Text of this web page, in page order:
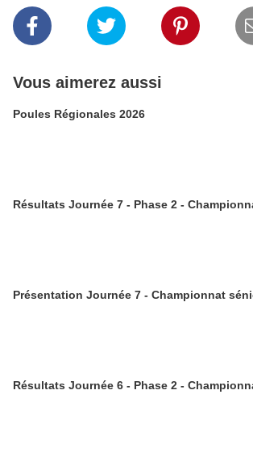
Vous aimerez aussi
Poules Régionales 2026
Résultats Journée 7 - Phase 2 -
Présentation Journée 7 - Championnat
Résultats Journée 6 - Phase 2 -